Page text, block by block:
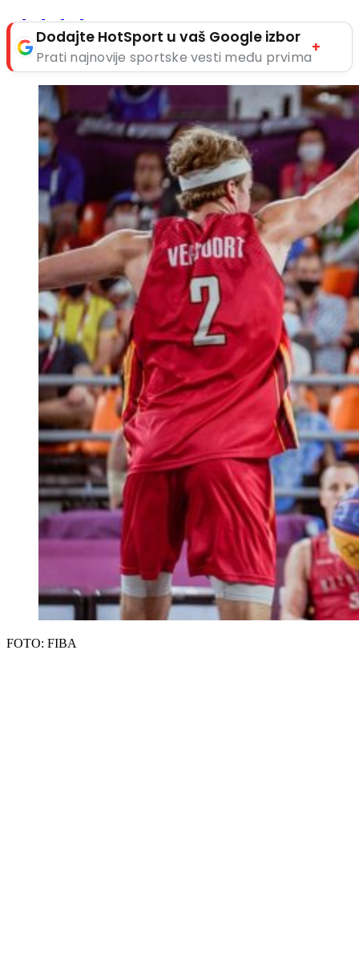
Dodajte HotSport u vaš Google izbor
Prati najnovije sportske vesti među prvima
+
FOTO: FIBA